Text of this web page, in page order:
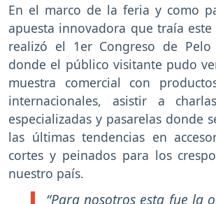
En el marco de la feria y como
apuesta innovadora que traía
realizó el 1er Congreso de
donde el público visitante pudo
muestra comercial con
internacionales, asistir a
especializadas y pasarelas donde
las últimas tendencias en
cortes y peinados para los
nuestro país.
“Para nosotros esta fue la